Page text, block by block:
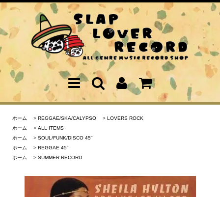
ホーム > REGGAE/SKA/CALYPSO > LOVERS ROCK
ホーム
> ALL ITEMS
ホーム
> SOUL/FUNK/DISCO 45"
ホーム
> REGGAE 45"
ホーム
> SUMMER RECORD